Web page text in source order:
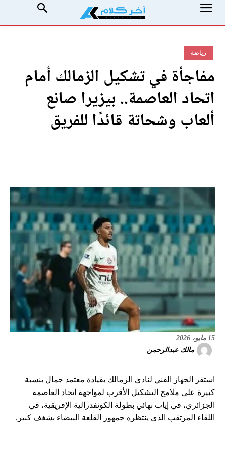
رياضة
مفاجأة في تشكيل الزمالك أمام
اتحاد العاصمة.. بيزيرا صانع
ألعاب وشحاتة قائدًا للفريق
15 مايو، 2026
مالك عبدالرحمن
استقر الجهاز الفني لنادي الزمالك بقيادة معتمد جمال بنسبة
كبيرة على ملامح التشكيل الأقرب لمواجهة اتحاد العاصمة
الجزائري، في إياب نهائي بطولة الكونفدرالية الإفريقية، في
اللقاء المرتقب الذي ينتظره جمهور القلعة البيضاء بشغف كبير.